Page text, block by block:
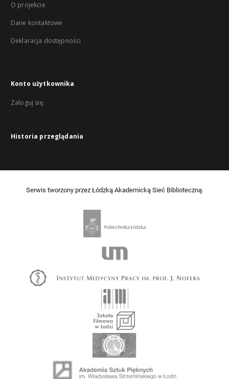
O projekcie
Dane kontaktowe
Deklaracja dostępności
Konto użytkownika
Zaloguj się
Historia przeglądania
Serwis tworzony przez Łódzką Akademicką Sieć Biblioteczną.